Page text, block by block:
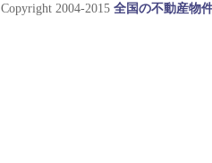
Copyright 2004-2015 全国の不動産物